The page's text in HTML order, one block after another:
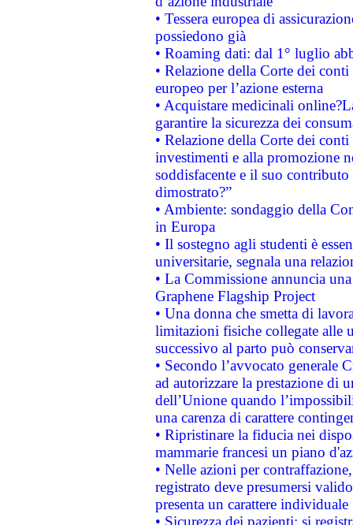
• Tessera europea di
possiedono già
• Roaming dati: dal 1° luglio
• Relazione della Corte dei
europeo per l’azione esterna
• Acquistare medicinali
garantire la sicurezza dei
• Relazione della Corte dei
investimenti e alla promozione
soddisfacente e il suo
dimostrato?”
• Ambiente: sondaggio della
in Europa
• Il sostegno agli studenti è
universitarie, segnala una
• La Commissione annuncia
Graphene Flagship Project
• Una donna che smetta di
limitazioni fisiche collegate alle
successivo al parto può
• Secondo l’avvocato
ad autorizzare la prestazione di
dell’Unione quando
una carenza di carattere
• Ripristinare la fiducia nei
mammarie francesi un piano
• Nelle azioni per
registrato deve presumersi
presenta un carattere individuale
• Sicurezza dei pazienti: si